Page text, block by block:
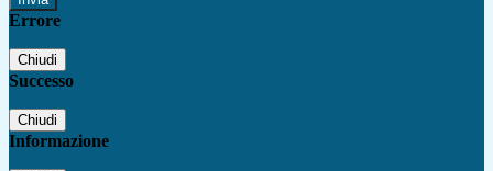
Errore
Chiudi
Successo
Chiudi
Informazione